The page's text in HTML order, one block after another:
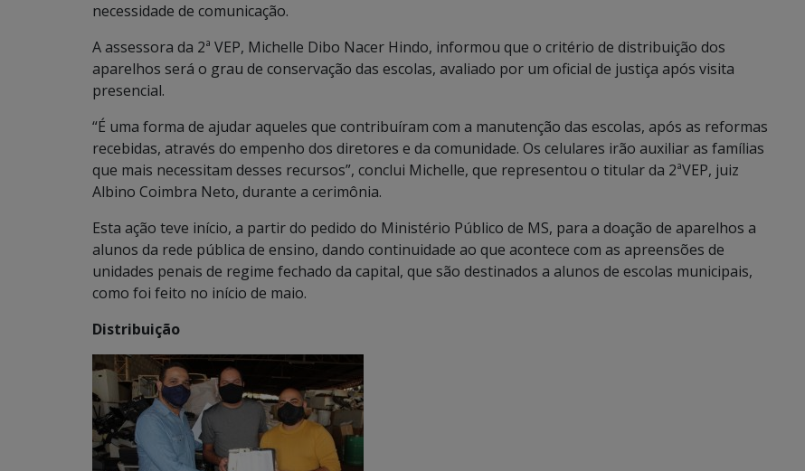
necessidade de comunicação.
A assessora da 2ª VEP, Michelle Dibo Nacer Hindo, informou que o critério de distribuição dos
aparelhos será o grau de conservação das escolas, avaliado por um oficial de justiça após visita
presencial.
“É uma forma de ajudar aqueles que contribuíram com a manutenção das escolas, após as reformas
recebidas, através do empenho dos diretores e da comunidade. Os celulares irão auxiliar as famílias
que mais necessitam desses recursos”, conclui Michelle, que representou o titular da 2ªVEP, juiz
Albino Coimbra Neto, durante a cerimônia.
Esta ação teve início, a partir do pedido do Ministério Público de MS, para a doação de aparelhos a
alunos da rede pública de ensino, dando continuidade ao que acontece com as apreensões de
unidades penais de regime fechado da capital, que são destinados a alunos de escolas municipais,
como foi feito no início de maio.
Distribuição